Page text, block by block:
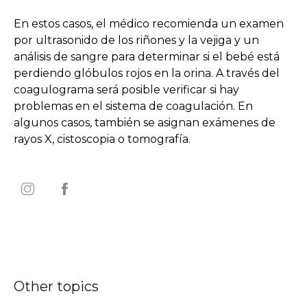
En estos casos, el médico recomienda un examen
por ultrasonido de los riñones y la vejiga y un
análisis de sangre para determinar si el bebé está
perdiendo glóbulos rojos en la orina. A través del
coagulograma será posible verificar si hay
problemas en el sistema de coagulación. En
algunos casos, también se asignan exámenes de
rayos X, cistoscopia o tomografía.
Other topics